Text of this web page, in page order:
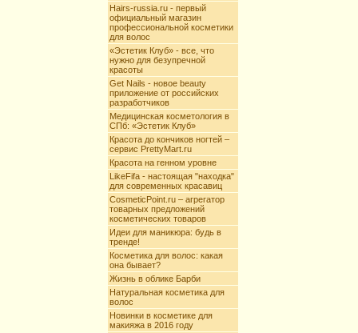
Hairs-russia.ru - первый
официальный магазин
профессиональной косметики
для волос
«Эстетик Клуб» - все, что
нужно для безупречной
красоты
Get Nails - новое beauty
приложение от российских
разработчиков
Медицинская косметология в
СПб: «Эстетик Клуб»
Красота до кончиков ногтей –
сервис PrettyMart.ru
Красота на генном уровне
LikeFifa - настоящая "находка"
для современных красавиц
CosmeticPoint.ru – агрегатор
товарных предложений
косметических товаров
Идеи для маникюра: будь в
тренде!
Косметика для волос: какая
она бывает?
Жизнь в облике Барби
Натуральная косметика для
волос
Новинки в косметике для
макияжа в 2016 году